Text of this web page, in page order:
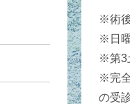
※術
※日
※第3
※完
の受